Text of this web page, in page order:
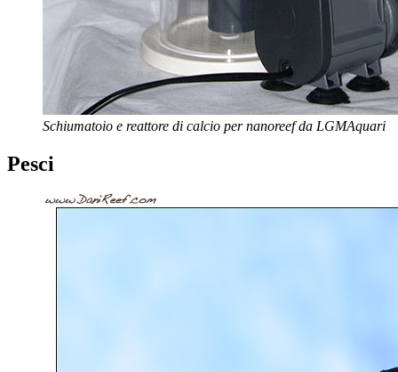
Schiumatoio e reattore di calcio per nanoreef da LGMAquari
Pesci